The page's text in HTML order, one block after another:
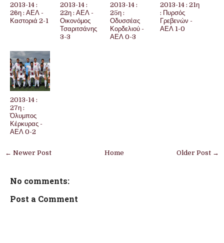
2013-14 :
26η : ΑΕΛ -
Καστοριά 2-1
2013-14 :
22η : ΑΕΛ -
Οικονόμος
Τσαριτσάνης
3-3
2013-14 :
25η :
Οδυσσέας
Κορδελιού -
ΑΕΛ 0-3
2013-14 : 21η
: Πυρσός
Γρεβενών -
ΑΕΛ 1-0
2013-14 :
27η :
Όλυμπος
Κέρκυρας -
ΑΕΛ 0-2
← Newer Post Older Post →
Home
No comments:
Post a Comment